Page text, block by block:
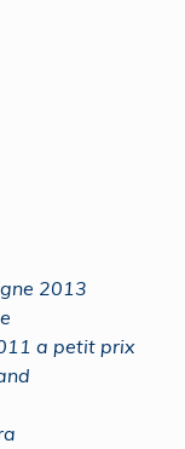
2013
a petit prix